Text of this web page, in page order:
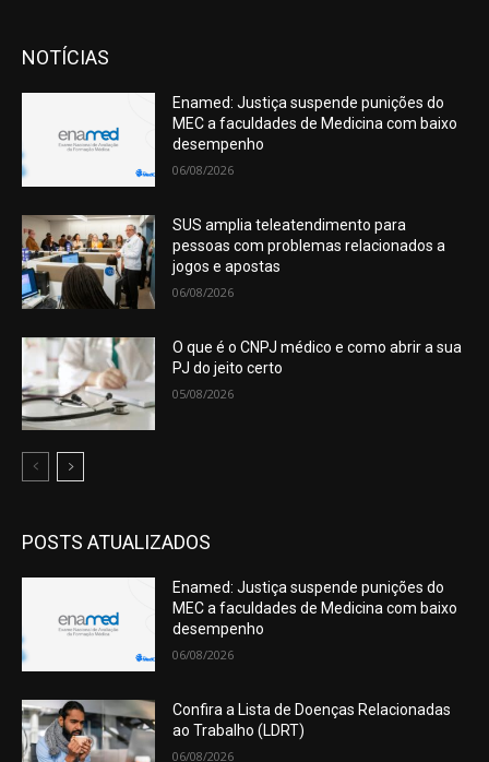
NOTÍCIAS
Enamed: Justiça suspende punições do
MEC a faculdades de Medicina com baixo
desempenho
06/08/2026
SUS amplia teleatendimento para
pessoas com problemas relacionados a
jogos e apostas
06/08/2026
O que é o CNPJ médico e como abrir a sua
PJ do jeito certo
05/08/2026
POSTS ATUALIZADOS
Enamed: Justiça suspende punições do
MEC a faculdades de Medicina com baixo
desempenho
06/08/2026
Confira a Lista de Doenças Relacionadas
ao Trabalho (LDRT)
06/08/2026